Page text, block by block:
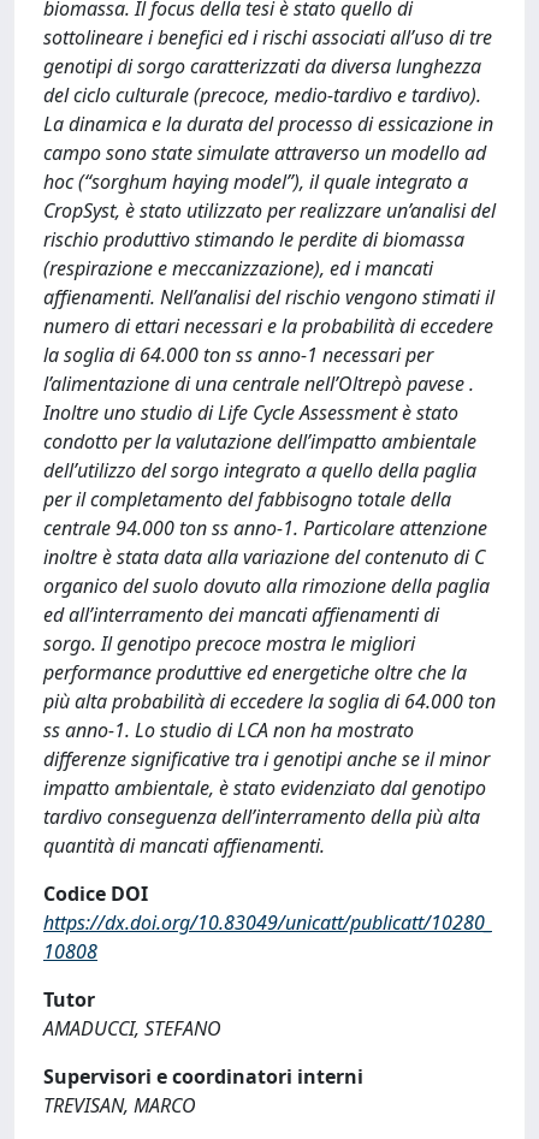
biomassa. Il focus della tesi è stato quello di
sottolineare i benefici ed i rischi associati all’uso di tre
genotipi di sorgo caratterizzati da diversa lunghezza
del ciclo culturale (precoce, medio-tardivo e tardivo).
La dinamica e la durata del processo di essicazione in
campo sono state simulate attraverso un modello ad
hoc (“sorghum haying model”), il quale integrato a
CropSyst, è stato utilizzato per realizzare un’analisi del
rischio produttivo stimando le perdite di biomassa
(respirazione e meccanizzazione), ed i mancati
affienamenti. Nell’analisi del rischio vengono stimati il
numero di ettari necessari e la probabilità di eccedere
la soglia di 64.000 ton ss anno-1 necessari per
l’alimentazione di una centrale nell’Oltrepò pavese .
Inoltre uno studio di Life Cycle Assessment è stato
condotto per la valutazione dell’impatto ambientale
dell’utilizzo del sorgo integrato a quello della paglia
per il completamento del fabbisogno totale della
centrale 94.000 ton ss anno-1. Particolare attenzione
inoltre è stata data alla variazione del contenuto di C
organico del suolo dovuto alla rimozione della paglia
ed all’interramento dei mancati affienamenti di
sorgo. Il genotipo precoce mostra le migliori
performance produttive ed energetiche oltre che la
più alta probabilità di eccedere la soglia di 64.000 ton
ss anno-1. Lo studio di LCA non ha mostrato
differenze significative tra i genotipi anche se il minor
impatto ambientale, è stato evidenziato dal genotipo
tardivo conseguenza dell’interramento della più alta
quantità di mancati affienamenti.
Codice DOI
https://dx.doi.org/10.83049/unicatt/publicatt/10280_
10808
Tutor
AMADUCCI, STEFANO
Supervisori e coordinatori interni
TREVISAN, MARCO